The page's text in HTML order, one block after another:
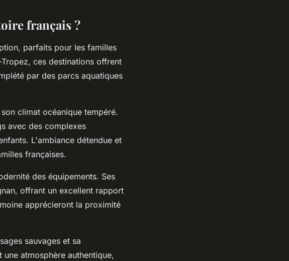
français ?
parfaits pour les familles
ces destinations offrent
par des parcs aquatiques
climat océanique tempéré.
avec des complexes
L'ambiance détendue et
françaises.
des équipements. Ses
offrant un excellent rapport
apprécieront la proximité
sauvages et sa
atmosphère authentique,